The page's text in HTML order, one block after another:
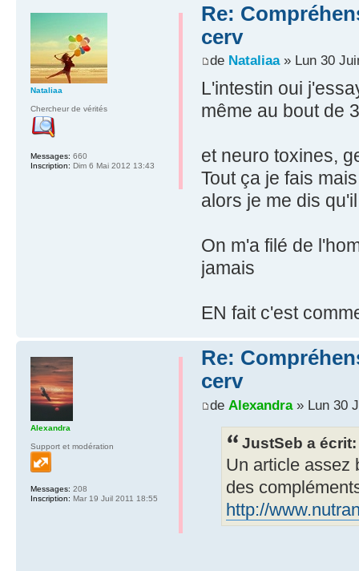
Re:
cerv
de Nataliaa» Lun 30
L'intestin oui
même au bout de
et neuro toxines,
Tout ça je fais
alors je me dis
On m'a filé de
jamais
EN fait c'est
Nataliaa
Chercheur de vérités
Messages: 660
Inscription: Dim 6 Mai 2012 13:43
Re:
cerv
de Alexandra» Lun 30
JustSeb a écrit:
Un article assez
des
http://
Alexandra
Support et modération
Messages: 208
Inscription: Mar 19 Juil 2011 18:55